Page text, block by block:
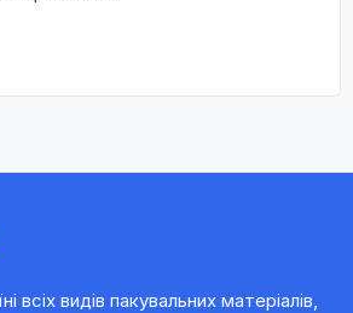
всіх видів пакувальних матеріалів,